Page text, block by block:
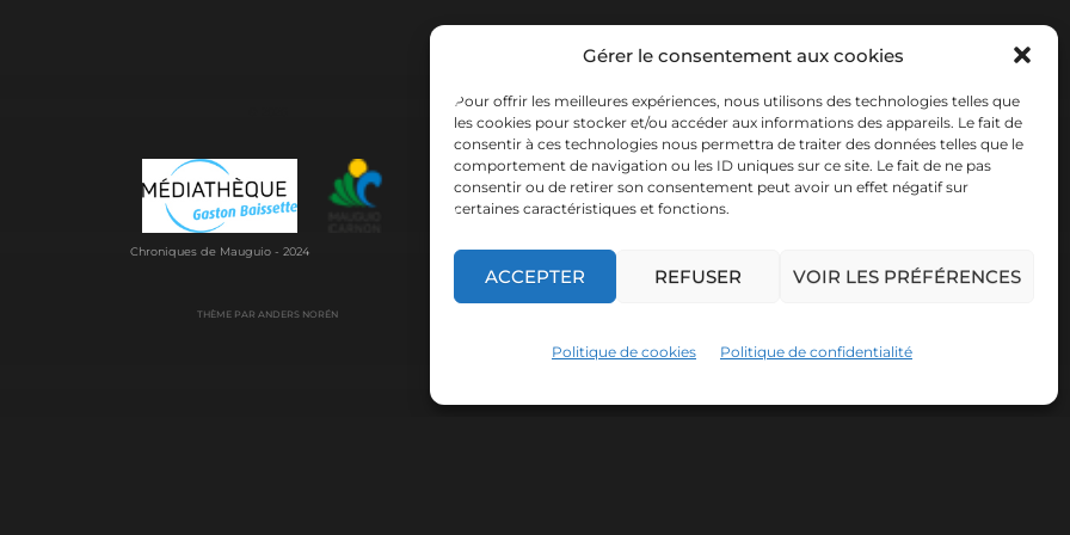
Gérer le consentement aux cookies
Pour offrir les meilleures expériences, nous utilisons des technologies telles que
les cookies pour stocker et/ou accéder aux informations des appareils. Le fait de
consentir à ces technologies nous permettra de traiter des données telles que le
comportement de navigation ou les ID uniques sur ce site. Le fait de ne pas
consentir ou de retirer son consentement peut avoir un effet négatif sur
certaines caractéristiques et fonctions.
ACCEPTER REFUSER VOIR LES PRÉFÉRENCES
Politique de cookies Politique de confidentialité
Chroniques de Mauguio - 2024
THÈME PAR ANDERS NORÉN